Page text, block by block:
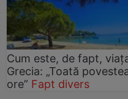
Cum este, de fapt,
Grecia: „Toată
ore” Fapt divers